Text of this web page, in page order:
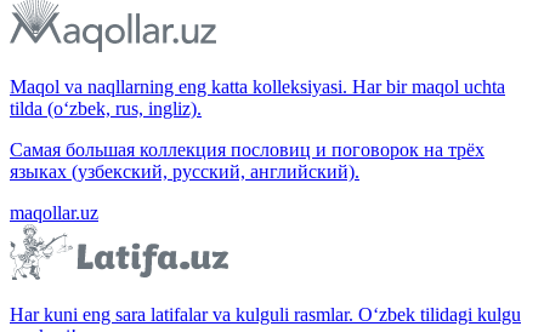
Maqol va naqllarning eng katta kolleksiyasi. Har bir maqol uchta
tilda (o‘zbek, rus, ingliz).
Самая большая коллекция пословиц и поговорок на трёх
языках (узбекский, русский, английский).
maqollar.uz
Har kuni eng sara latifalar va kulguli rasmlar. O‘zbek tilidagi kulgu